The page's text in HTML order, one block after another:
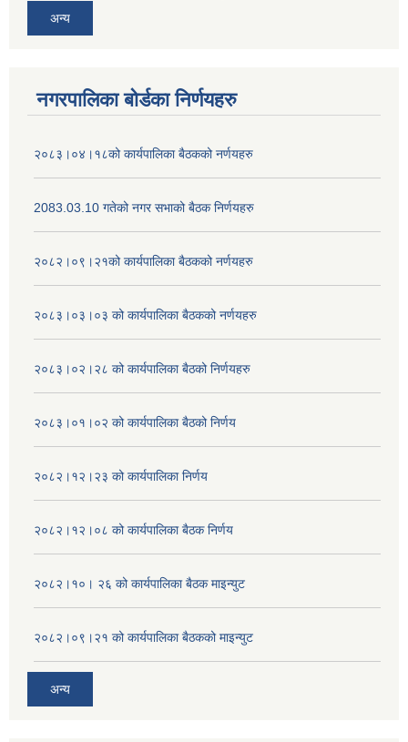
अन्य
नगरपालिका बोर्डका निर्णयहरु
२०८३।०४।१८को कार्यपालिका बैठकको नर्णयहरु
2083.03.10 गतेको नगर सभाको बैठक निर्णयहरु
२०८२।०९।२१को कार्यपालिका बैठकको नर्णयहरु
२०८३।०३।०३ को कार्यपालिका बैठकको नर्णयहरु
२०८३।०२।२८ को कार्यपालिका बैठको निर्णयहरु
२०८३।०१।०२ को कार्यपालिका बैठको निर्णय
२०८२।१२।२३ को कार्यपालिका निर्णय
२०८२।१२।०८ को कार्यपालिका बैठक निर्णय
२०८२।१०। २६ को कार्यपालिका बैठक माइन्युट
२०८२।०९।२१ को कार्यपालिका बैठकको माइन्युट
अन्य